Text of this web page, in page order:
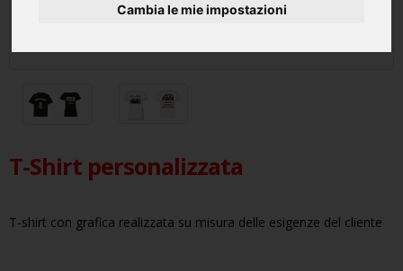
Cambia le mie impostazioni
T-Shirt personalizzata
T-shirt con grafica realizzata su misura delle esigenze del cliente